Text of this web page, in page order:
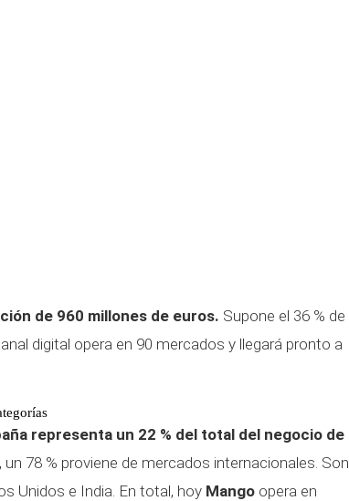
de 960 millones de euros. Supone el 36 % de
digital opera en 90 mercados y llegará pronto a
representa un 22 % del total del negocio de
78 % proviene de mercados internacionales. Son
Unidos e India. En total, hoy Mango opera en